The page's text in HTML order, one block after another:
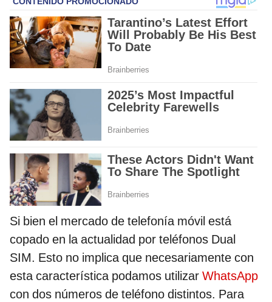
Si bien el mercado de telefonía móvil está
copado en la actualidad por teléfonos Dual
SIM. Esto no implica que necesariamente con
esta característica podamos utilizar WhatsApp
con dos números de teléfono distintos. Para